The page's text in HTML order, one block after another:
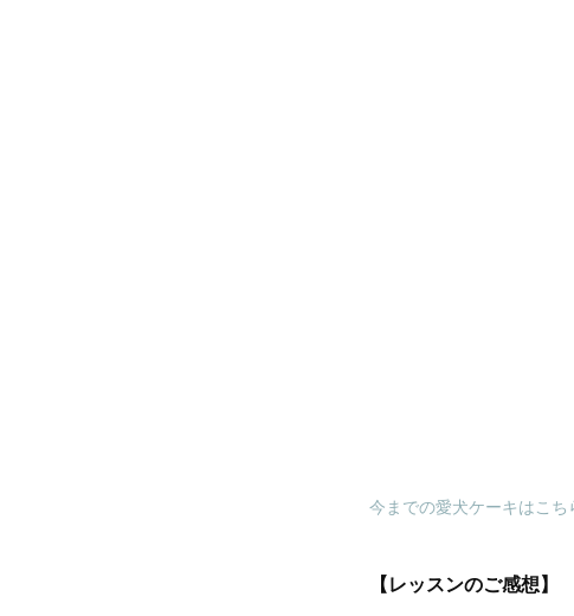
今までの愛犬ケーキはこち
【レッスンのご感想】